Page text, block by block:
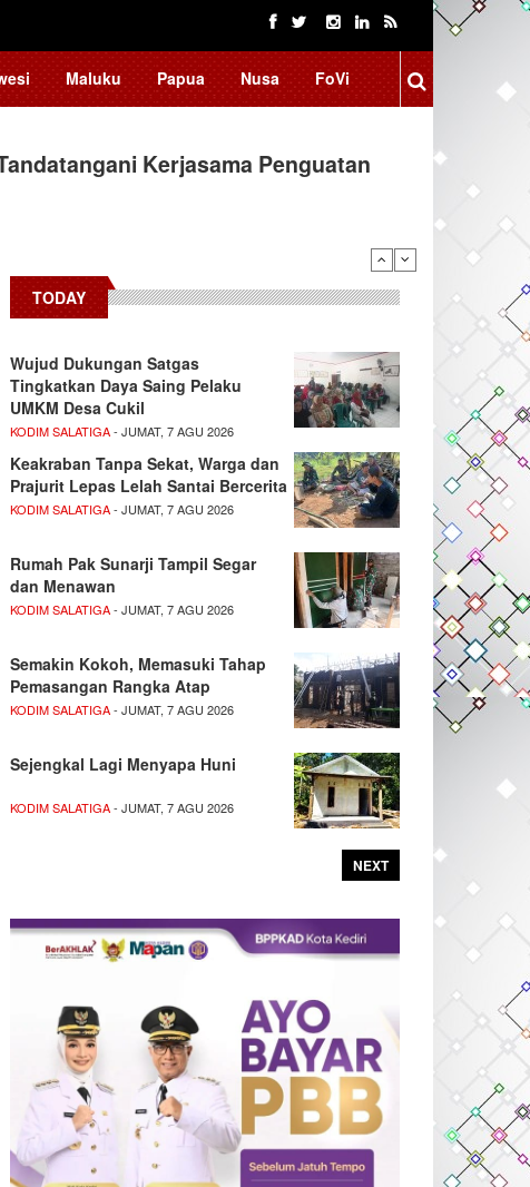
Maluku Papua Nusa FoVi
Kerjasama Penguatan
Klarifikasi Isu "Tangkap Lepas",…
TODAY
Wujud Dukungan Satgas
Tingkatkan Daya Saing Pelaku
UMKM Desa Cukil
KODIM SALATIGA- JUMAT, 7 AGU 2026
Keakraban Tanpa Sekat, Warga dan
Prajurit Lepas Lelah Santai Bercerita
KODIM SALATIGA- JUMAT, 7 AGU 2026
Rumah Pak Sunarji Tampil Segar
dan Menawan
KODIM SALATIGA- JUMAT, 7 AGU 2026
Semakin Kokoh, Memasuki Tahap
Pemasangan Rangka Atap
KODIM SALATIGA- JUMAT, 7 AGU 2026
Sejengkal Lagi Menyapa Huni
KODIM SALATIGA- JUMAT, 7 AGU 2026
NEXT